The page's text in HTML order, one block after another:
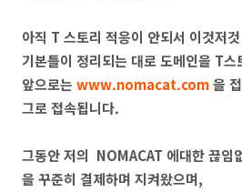
아직 T 스토리 적응이 안되서 이것저
기본틀이 정리되는 대로 도메인을 T
앞으로는 www.nomacat.com을
그로 접속됩니다.
그동안 저의 NOMACAT 에대한 끊임
을 꾸준히 결제하며 지켜왔으며,